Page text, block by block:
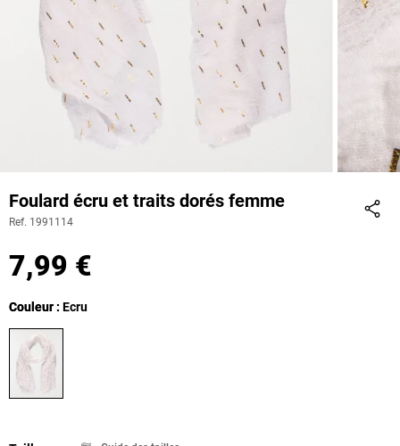
Foulard écru et traits dorés femme
Ref. 1991114
7,99 €
Couleur
Couleur : Ecru